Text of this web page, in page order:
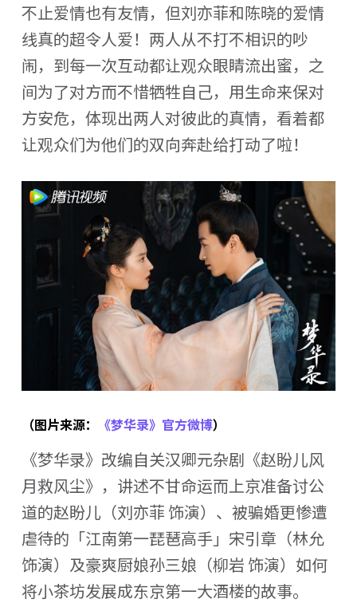
不止爱情也有友情，但刘亦菲和陈晓的爱情
线真的超令人爱！两人从不打不相识的吵
闹，到每一次互动都让观众眼睛流出蜜，之
间为了对方而不惜牺牲自己，用生命来保对
方安危，体现出两人对彼此的真情，看着都
让观众们为他们的双向奔赴给打动了啦！
（图片来源： 《梦华录》官方微博）
《梦华录》改编自关汉卿元杂剧《赵盼儿风
月救风尘》，讲述不甘命运而上京准备讨公
道的赵盼儿（刘亦菲 饰演）、被骗婚更惨遭
虐待的「江南第一琵琶高手」宋引章（林允
饰演）及豪爽厨娘孙三娘（柳岩 饰演）如何
将小茶坊发展成东京第一大酒楼的故事。